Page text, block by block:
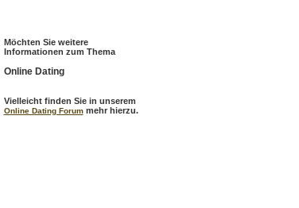
Möchten Sie weitere
Informationen zum Thema
Online Dating
Vielleicht finden Sie in unserem
Online Dating Forummehr hierzu.